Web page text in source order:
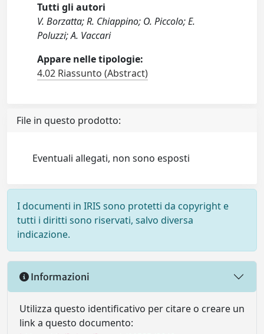
Tutti gli autori
V. Borzatta; R. Chiappino; O. Piccolo; E.
Poluzzi; A. Vaccari
Appare nelle tipologie:
4.02 Riassunto (Abstract)
File in questo prodotto:
Eventuali allegati, non sono esposti
I documenti in IRIS sono protetti da copyright e
tutti i diritti sono riservati, salvo diversa
indicazione.
Informazioni
Utilizza questo identificativo per citare o creare un
link a questo documento: